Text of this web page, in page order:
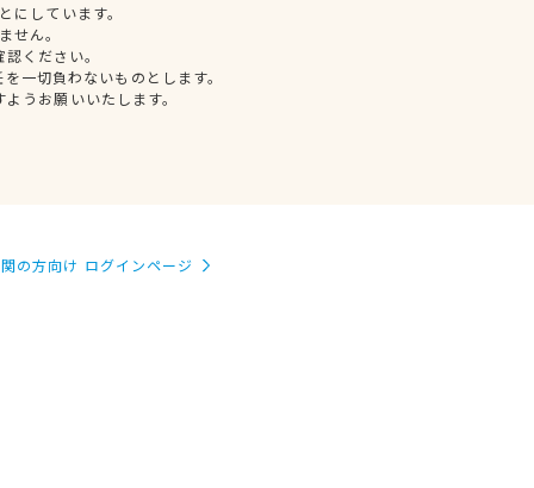
しています。
せん。
ください。
一切負わないものとします。
うお願いいたします。
の方向け ログインページ